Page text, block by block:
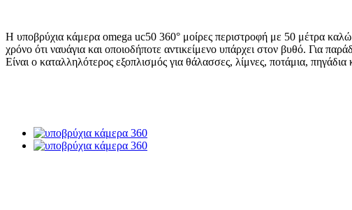
Η υποβρύχια κάμερα omega uc50 360° μοίρες περιστροφή με 50 μέτρα
χρόνο ότι ναυάγια και οποιοδήποτε αντικείμενο υπάρχει στον βυθό. Για
Είναι ο καταλληλότερος εξοπλισμός για θάλασσες, λίμνες, ποτάμια,